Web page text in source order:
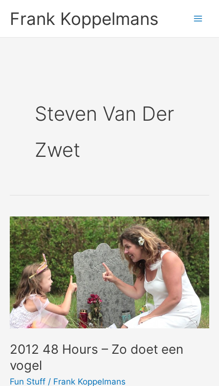
naar
de
Frank Koppelmans
Steven Van Der
Zwet
2012 48 Hours – Zo doet een
vogel
Fun Stuff / Frank Koppelmans